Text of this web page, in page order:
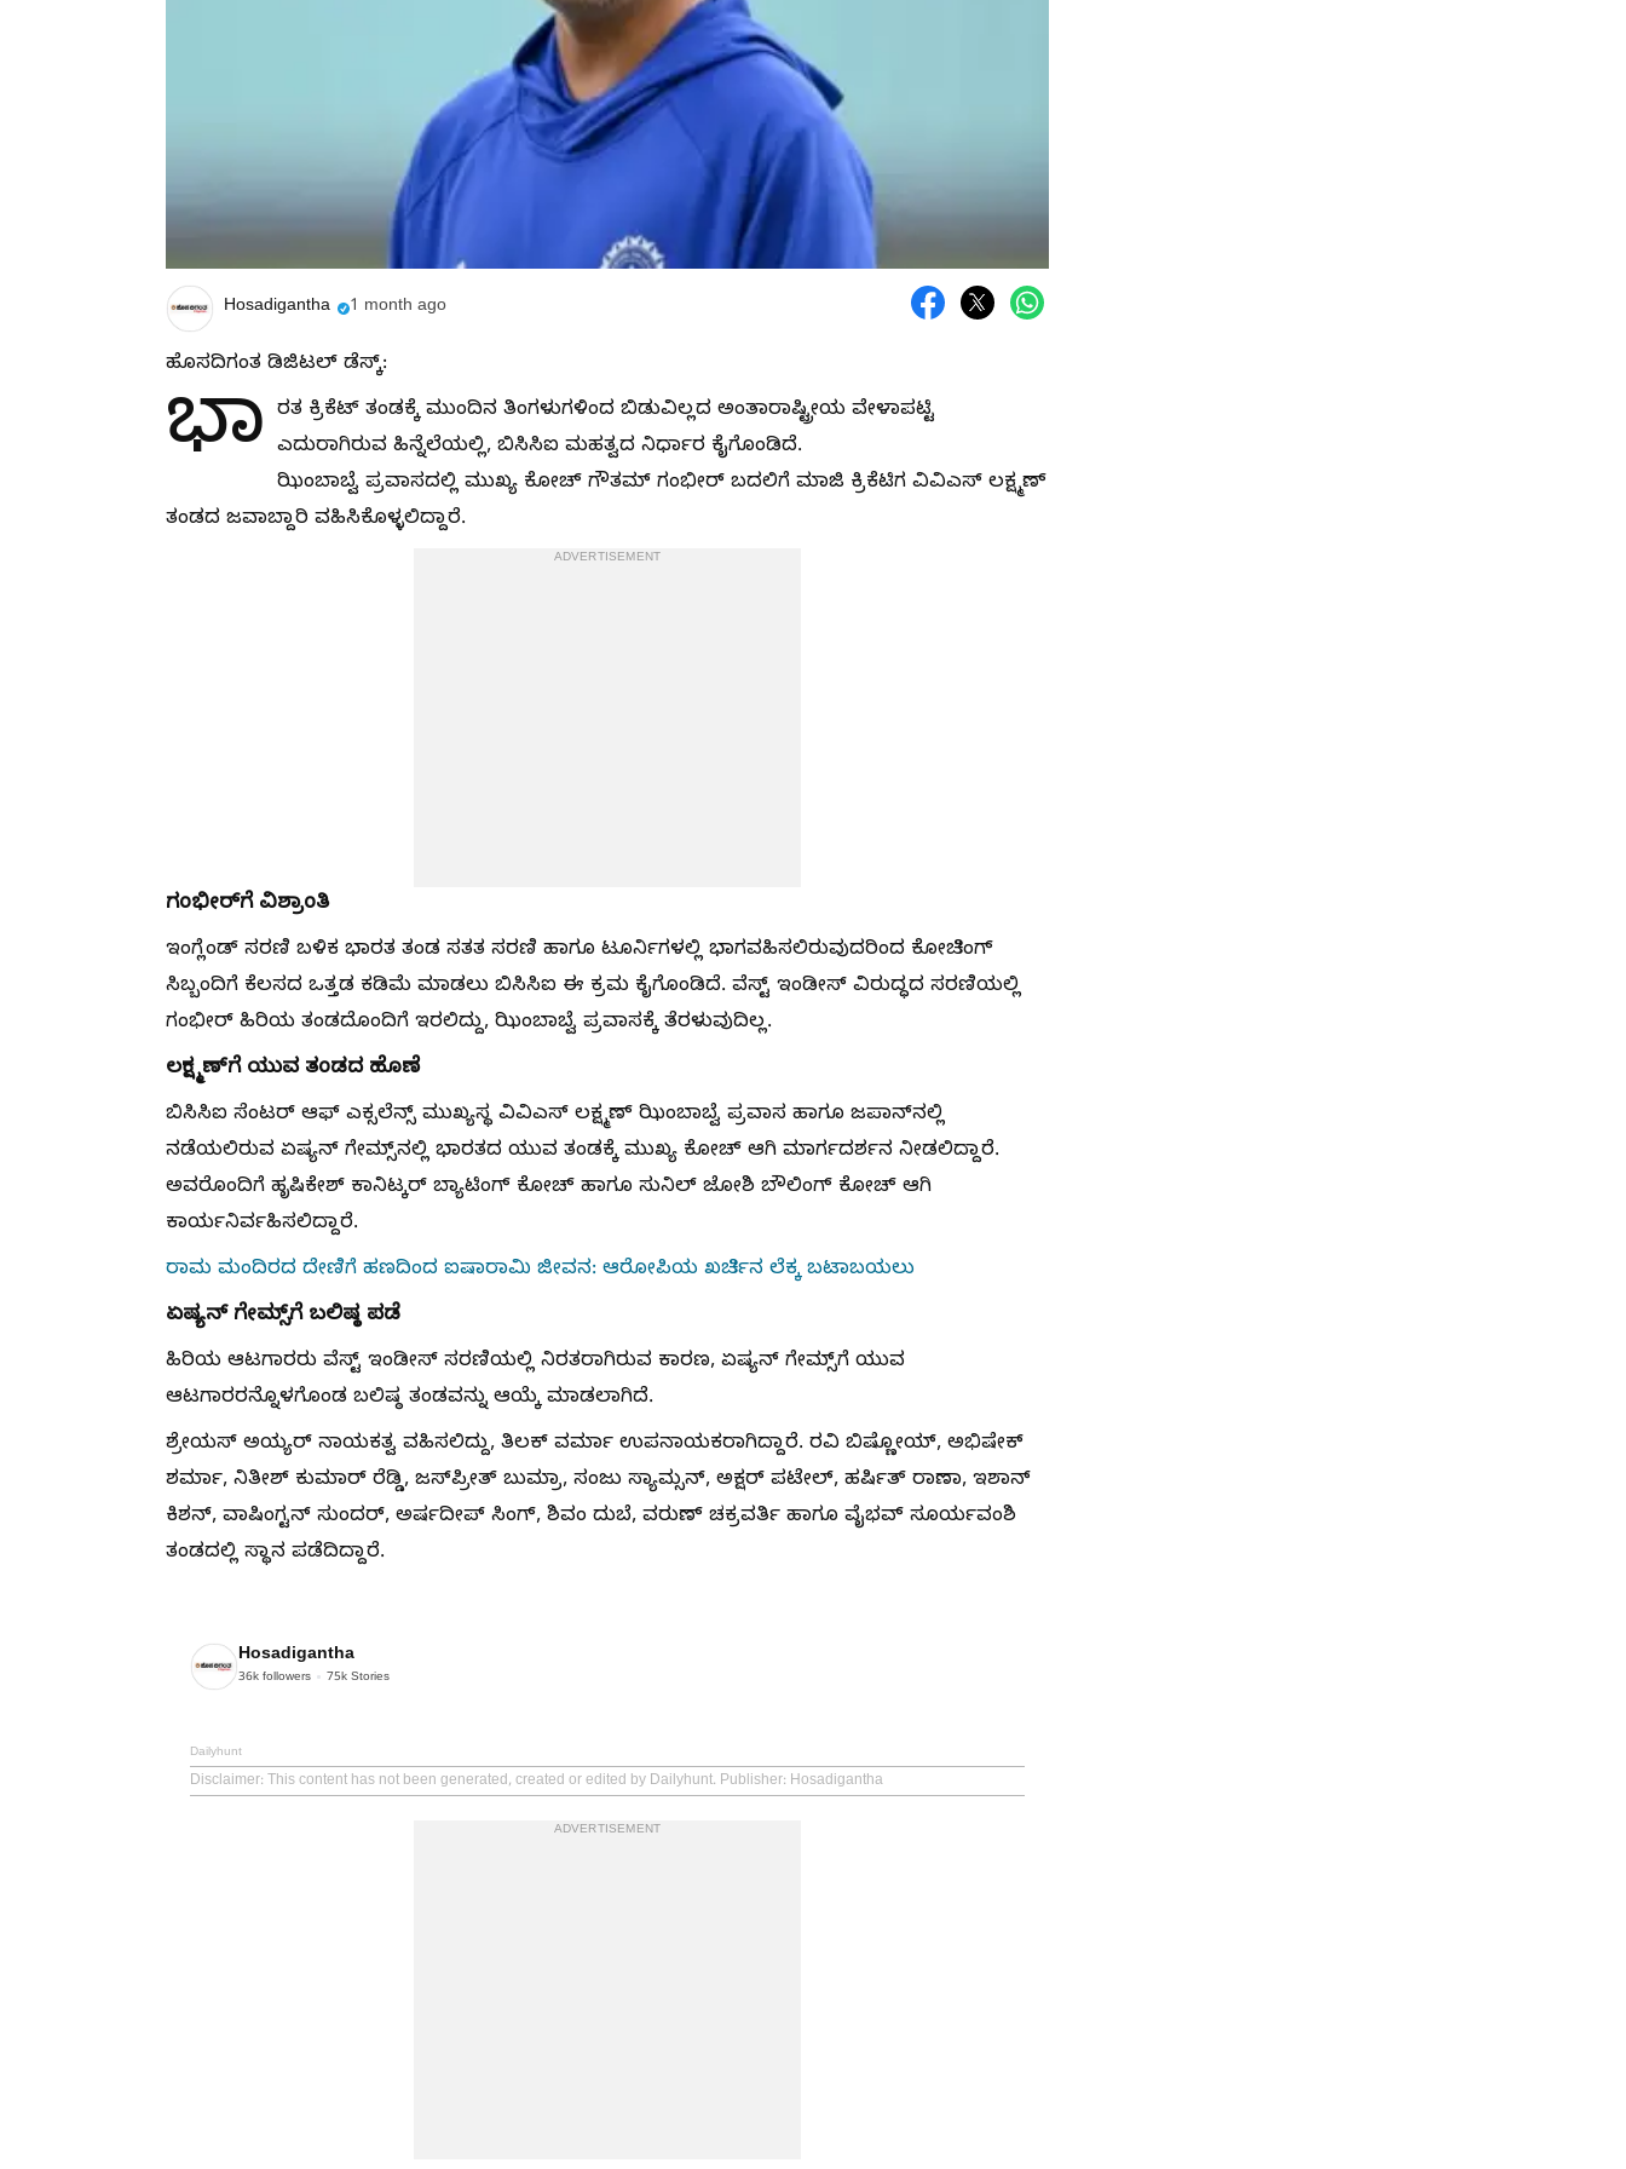
Hosadigantha 1 month ago
ಹೊಸದಿಗಂತ ಡಿಜಿಟಲ್ ಡೆಸ್ಕ್:
ಭಾ ರತ ಕ್ರಿಕೆಟ್ ತಂಡಕ್ಕೆ ಮುಂದಿನ ತಿಂಗಳುಗಳಿಂದ ಬಿಡುವಿಲ್ಲದ ಅಂತಾರಾಷ್ಟ್ರೀಯ ವೇಳಾಪಟ್ಟಿ
ಎದುರಾಗಿರುವ ಹಿನ್ನೆಲೆಯಲ್ಲಿ, ಬಿಸಿಸಿಐ ಮಹತ್ವದ ನಿರ್ಧಾರ ಕೈಗೊಂಡಿದೆ.
ಝಿಂಬಾಬ್ವೆ ಪ್ರವಾಸದಲ್ಲಿ ಮುಖ್ಯ ಕೋಚ್ ಗೌತಮ್ ಗಂಭೀರ್ ಬದಲಿಗೆ ಮಾಜಿ ಕ್ರಿಕೆಟಿಗ ವಿವಿಎಸ್ ಲಕ್ಷ್ಮಣ್
ತಂಡದ ಜವಾಬ್ದಾರಿ ವಹಿಸಿಕೊಳ್ಳಲಿದ್ದಾರೆ.
ADVERTISEMENT
ಗಂಭೀರ್‌ಗೆ ವಿಶ್ರಾಂತಿ
ಇಂಗ್ಲೆಂಡ್ ಸರಣಿ ಬಳಿಕ ಭಾರತ ತಂಡ ಸತತ ಸರಣಿ ಹಾಗೂ ಟೂರ್ನಿಗಳಲ್ಲಿ ಭಾಗವಹಿಸಲಿರುವುದರಿಂದ ಕೋಚಿಂಗ್
ಸಿಬ್ಬಂದಿಗೆ ಕೆಲಸದ ಒತ್ತಡ ಕಡಿಮೆ ಮಾಡಲು ಬಿಸಿಸಿಐ ಈ ಕ್ರಮ ಕೈಗೊಂಡಿದೆ. ವೆಸ್ಟ್ ಇಂಡೀಸ್ ವಿರುದ್ಧದ ಸರಣಿಯಲ್ಲಿ
ಗಂಭೀರ್ ಹಿರಿಯ ತಂಡದೊಂದಿಗೆ ಇರಲಿದ್ದು, ಝಿಂಬಾಬ್ವೆ ಪ್ರವಾಸಕ್ಕೆ ತೆರಳುವುದಿಲ್ಲ.
ಲಕ್ಷ್ಮಣ್‌ಗೆ ಯುವ ತಂಡದ ಹೊಣೆ
ಬಿಸಿಸಿಐ ಸೆಂಟರ್ ಆಫ್ ಎಕ್ಸಲೆನ್ಸ್ ಮುಖ್ಯಸ್ಥ ವಿವಿಎಸ್ ಲಕ್ಷ್ಮಣ್ ಝಿಂಬಾಬ್ವೆ ಪ್ರವಾಸ ಹಾಗೂ ಜಪಾನ್‌ನಲ್ಲಿ
ನಡೆಯಲಿರುವ ಏಷ್ಯನ್ ಗೇಮ್ಸ್‌ನಲ್ಲಿ ಭಾರತದ ಯುವ ತಂಡಕ್ಕೆ ಮುಖ್ಯ ಕೋಚ್ ಆಗಿ ಮಾರ್ಗದರ್ಶನ ನೀಡಲಿದ್ದಾರೆ.
ಅವರೊಂದಿಗೆ ಹೃಷಿಕೇಶ್ ಕಾನಿಟ್ಕರ್ ಬ್ಯಾಟಿಂಗ್ ಕೋಚ್ ಹಾಗೂ ಸುನಿಲ್ ಜೋಶಿ ಬೌಲಿಂಗ್ ಕೋಚ್ ಆಗಿ
ಕಾರ್ಯನಿರ್ವಹಿಸಲಿದ್ದಾರೆ.
ರಾಮ ಮಂದಿರದ ದೇಣಿಗೆ ಹಣದಿಂದ ಐಷಾರಾಮಿ ಜೀವನ: ಆರೋಪಿಯ ಖರ್ಚಿನ ಲೆಕ್ಕ ಬಟಾಬಯಲು
ಏಷ್ಯನ್ ಗೇಮ್ಸ್‌ಗೆ ಬಲಿಷ್ಠ ಪಡೆ
ಹಿರಿಯ ಆಟಗಾರರು ವೆಸ್ಟ್ ಇಂಡೀಸ್ ಸರಣಿಯಲ್ಲಿ ನಿರತರಾಗಿರುವ ಕಾರಣ, ಏಷ್ಯನ್ ಗೇಮ್ಸ್‌ಗೆ ಯುವ
ಆಟಗಾರರನ್ನೊಳಗೊಂಡ ಬಲಿಷ್ಠ ತಂಡವನ್ನು ಆಯ್ಕೆ ಮಾಡಲಾಗಿದೆ.
ಶ್ರೇಯಸ್ ಅಯ್ಯರ್ ನಾಯಕತ್ವ ವಹಿಸಲಿದ್ದು, ತಿಲಕ್ ವರ್ಮಾ ಉಪನಾಯಕರಾಗಿದ್ದಾರೆ. ರವಿ ಬಿಷ್ಣೋಯ್, ಅಭಿಷೇಕ್
ಶರ್ಮಾ, ನಿತೀಶ್ ಕುಮಾರ್ ರೆಡ್ಡಿ, ಜಸ್‌ಪ್ರೀತ್ ಬುಮ್ರಾ, ಸಂಜು ಸ್ಯಾಮ್ಸನ್, ಅಕ್ಷರ್ ಪಟೇಲ್, ಹರ್ಷಿತ್ ರಾಣಾ, ಇಶಾನ್
ಕಿಶನ್, ವಾಷಿಂಗ್ಟನ್ ಸುಂದರ್, ಅರ್ಷದೀಪ್ ಸಿಂಗ್, ಶಿವಂ ದುಬೆ, ವರುಣ್ ಚಕ್ರವರ್ತಿ ಹಾಗೂ ವೈಭವ್ ಸೂರ್ಯವಂಶಿ
ತಂಡದಲ್ಲಿ ಸ್ಥಾನ ಪಡೆದಿದ್ದಾರೆ.
Hosadigantha
36k followers 75k Stories
Dailyhunt
Disclaimer: This content has not been generated, created or edited by Dailyhunt. Publisher: Hosadigantha
ADVERTISEMENT